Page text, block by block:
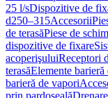
25 l/sDispozitive de
d250–315Accesorii
de terasăPiese de
dispozitive de fixare
acoperişuluiReceptori
terasăElemente barieră
barieră de vapori
prin pardoseală